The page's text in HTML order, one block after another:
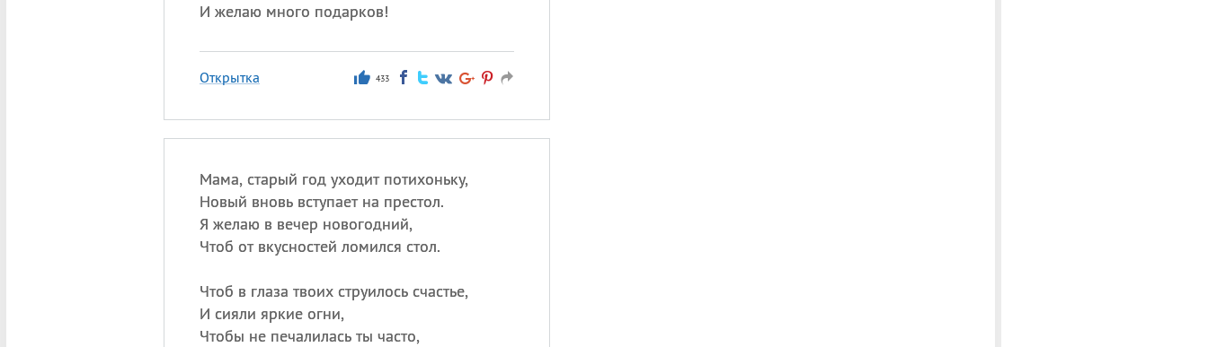
И желаю много подарков!
Открытка 433
Мама, старый год уходит потихоньку,
Новый вновь вступает на престол.
Я желаю в вечер новогодний,
Чтоб от вкусностей ломился стол.
Чтоб в глаза твоих струилось счастье,
И сияли яркие огни,
Чтобы не печалилась ты часто,